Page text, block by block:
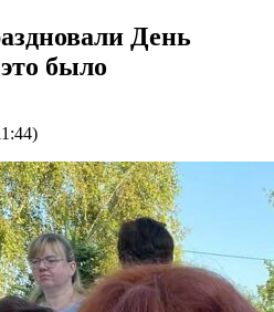
День
было